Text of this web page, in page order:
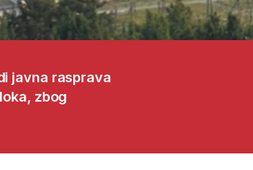
javna rasprava
zbog